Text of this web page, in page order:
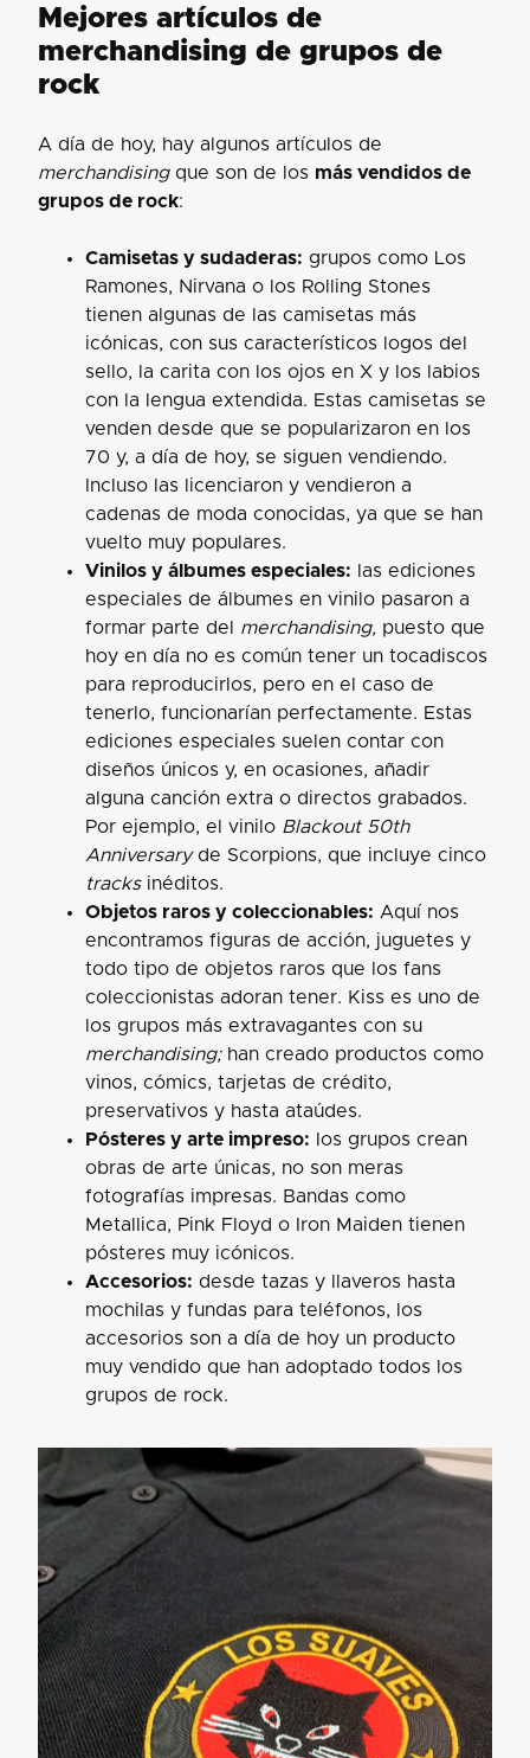
Mejores artículos de
merchandising de grupos de
rock
A día de hoy, hay algunos artículos de
merchandisingque son de los más vendidos de
grupos de rock:
Camisetas y sudaderas: grupos como Los
Ramones, Nirvana o los Rolling Stones
tienen algunas de las camisetas más
icónicas, con sus característicos logos del
sello, la carita con los ojos en X y los labios
con la lengua extendida. Estas camisetas se
venden desde que se popularizaron en los
70 y, a día de hoy, se siguen vendiendo.
Incluso las licenciaron y vendieron a
cadenas de moda conocidas, ya que se han
vuelto muy populares.
Vinilos y álbumes especiales: las ediciones
especiales de álbumes en vinilo pasaron a
formar parte del merchandising, puesto que
hoy en día no es común tener un tocadiscos
para reproducirlos, pero en el caso de
tenerlo, funcionarían perfectamente. Estas
ediciones especiales suelen contar con
diseños únicos y, en ocasiones, añadir
alguna canción extra o directos grabados.
Por ejemplo, el vinilo Blackout 50th
Anniversaryde Scorpions, que incluye cinco
tracksinéditos.
Objetos raros y coleccionables: Aquí nos
encontramos figuras de acción, juguetes y
todo tipo de objetos raros que los fans
coleccionistas adoran tener. Kiss es uno de
los grupos más extravagantes con su
merchandising;han creado productos como
vinos, cómics, tarjetas de crédito,
preservativos y hasta ataúdes.
Pósteres y arte impreso: los grupos crean
obras de arte únicas, no son meras
fotografías impresas. Bandas como
Metallica, Pink Floyd o Iron Maiden tienen
pósteres muy icónicos.
Accesorios: desde tazas y llaveros hasta
mochilas y fundas para teléfonos, los
accesorios son a día de hoy un producto
muy vendido que han adoptado todos los
grupos de rock.